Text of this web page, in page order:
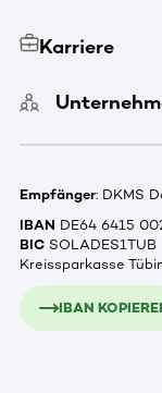
Karriere
Empfänger: DKMS
IBAN DE64 6415
BIC SOLADES1TUB
Kreissparkasse
IBAN